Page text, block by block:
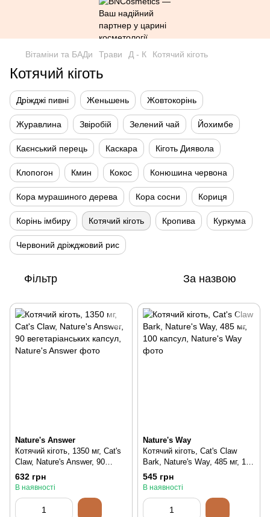
Вітаміни та БАДи Трави Д - К Котячий кіготь
Котячий кіготь
Дріжджі пивні Женьшень Жовтокорінь
Журавлина Звіробій Зелений чай Йохимбе
Каєнський перець Каскара Кіготь Диявола
Клопогон Кмин Кокос Конюшина червона
Кора мурашиного дерева Кора сосни Кориця
Корінь імбиру Котячий кіготь Кропива Куркума
Червоний дріжджовий рис
Фільтр За назвою
Nature's Answer
Котячий кіготь, 1350 мг, Cat's
Claw, Nature's Answer, 90
вегетаріанських капсул, 90 шт
632 грн
В наявності
Nature's Way
Котячий кіготь, Cat's Claw
Bark, Nature's Way, 485 мг, 100
капсул, 100 шт
545 грн
В наявності